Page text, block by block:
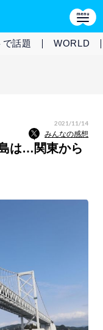
話題 WORLD
2021/11/14
みんなの感想
は…関東から